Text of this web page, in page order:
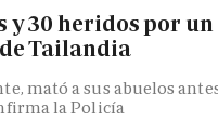
y 30 heridos por un
Tailandia
mató a sus abuelos
la Policía